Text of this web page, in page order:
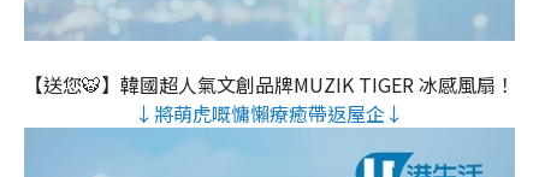
【送您🐯】韓國超人氣文創品牌MUZIK TIGER 冰感風扇！
↓將萌虎嘅慵懶療癒帶返屋企↓